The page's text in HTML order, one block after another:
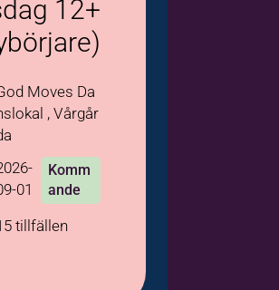
12+
Moves Da
, Vårgår
01
Komm
ande
tillfällen